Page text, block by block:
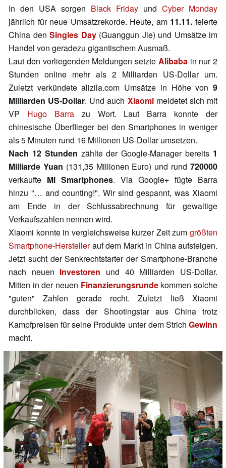
In den USA sorgen Black Friday und Cyber Monday
jährlich für neue Umsatzrekorde. Heute, am 11.11. feierte
China den Singles Day(Guanggun Jie) und Umsätze im
Handel von geradezu gigantischem Ausmaß.
Laut den vorliegenden Meldungen setzte Alibabain nur 2
Stunden online mehr als 2 Milliarden US-Dollar um.
Zuletzt verkündete alizila.com Umsätze in Höhe von 9
Milliarden US-Dollar. Und auch Xiaomimeldetet sich mit
VP Hugo Barrazu Wort. Laut Barra konnte der
chinesische Überflieger bei den Smartphones in weniger
als 5 Minuten rund 16 Millionen US-Dollar umsetzen.
Nach 12 Stunden zählte der Google-Manager bereits 1
Milliarde Yuan (131,35 Millionen Euro) und rund720000
verkaufte Mi Smartphones. Via Google+ fügte Barra
hinzu "… and counting!". Wir sind gespannt, was Xiaomi
am Ende in der Schlussabrechnung für gewaltige
Verkaufszahlen nennen wird.
Xiaomi konnte in vergleichsweise kurzer Zeit zum größten
Smartphone-Herstellerauf dem Markt in China aufsteigen.
Jetzt sucht der Senkrechtstarter der Smartphone-Branche
nach neuen Investoren und 40 Milliarden US-Dollar.
Mitten in der neuen Finanzierungsrundekommen solche
"guten" Zahlen gerade recht. Zuletzt ließ Xiaomi
durchblicken, dass der Shootingstar aus China trotz
Kampfpreisen für seine Produkte unter dem Strich Gewinn
macht.